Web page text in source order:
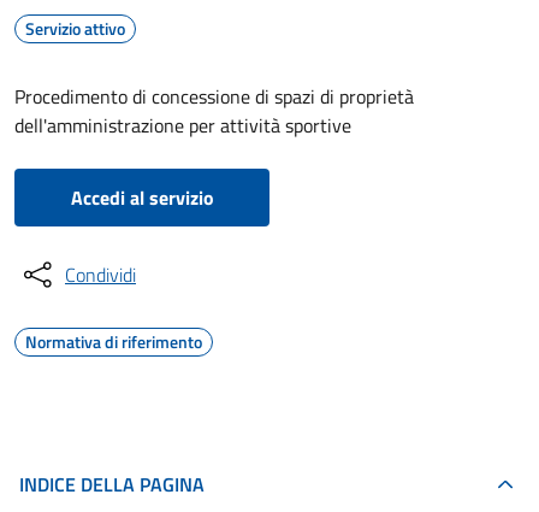
Servizio attivo
Procedimento di concessione di spazi di proprietà
dell'amministrazione per attività sportive
Accedi al servizio
Condividi
Normativa di riferimento
INDICE DELLA PAGINA